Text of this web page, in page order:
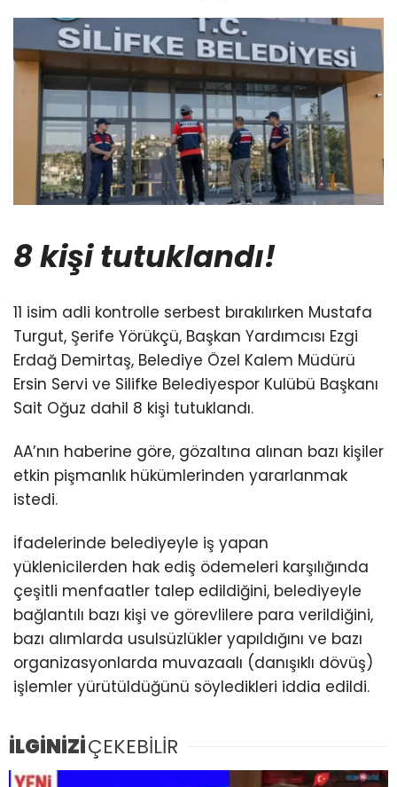
8 kişi tutuklandı!
11 isim adli kontrolle serbest bırakılırken Mustafa
Turgut, Şerife Yörükçü, Başkan Yardımcısı Ezgi
Erdağ Demirtaş, Belediye Özel Kalem Müdürü
Ersin Servi ve Silifke Belediyespor Kulübü Başkanı
Sait Oğuz dahil 8 kişi tutuklandı.
AA’nın haberine göre, gözaltına alınan bazı kişiler
etkin pişmanlık hükümlerinden yararlanmak
istedi.
İfadelerinde belediyeyle iş yapan
yüklenicilerden hak ediş ödemeleri karşılığında
çeşitli menfaatler talep edildiğini, belediyeyle
bağlantılı bazı kişi ve görevlilere para verildiğini,
bazı alımlarda usulsüzlükler yapıldığını ve bazı
organizasyonlarda muvazaalı (danışıklı dövüş)
işlemler yürütüldüğünü söyledikleri iddia edildi.
İLGİNİZİÇEKEBİLİR